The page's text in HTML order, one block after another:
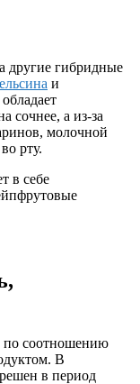
другие гибридные
и
сочнее, а из-за
молочной
рту.
в себе
по соотношению
В
в период